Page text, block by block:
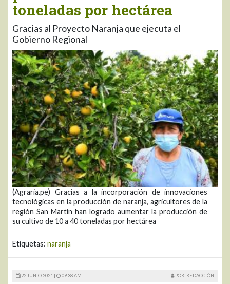
toneladas por hectárea
Gracias al Proyecto Naranja que ejecuta el
Gobierno Regional
(Agraria.pe) Gracias a la incorporación de innovaciones
tecnológicas en la producción de naranja, agricultores de la
región San Martín han logrado aumentar la producción de
su cultivo de 10 a 40 toneladas por hectárea
Etiquetas: naranja
22 JUNIO 2021 | 09:38 AM POR: REDACCIÓN